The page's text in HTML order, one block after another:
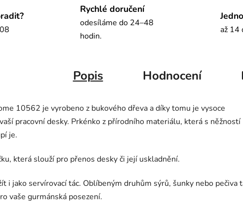
Rychlé doručení
odesíláme do 24–48
hodin.
až 14
Popis Hodnocení
10562 je vyrobeno z bukového dřeva a díky tomu je vysoce
pracovní desky. Prkénko z přírodního materiálu, která s něžností
je.
která slouží pro přenos desky či její uskladnění.
i jako servírovací tác. Oblíbeným druhům sýrů, šunky nebo pečiva
vaše gurmánská posezení.